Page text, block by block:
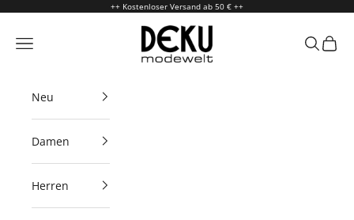
++ Kostenloser Versand ab 50 € ++
Deku Modewelt
Menü Suchen
Neu
Damen
Herren